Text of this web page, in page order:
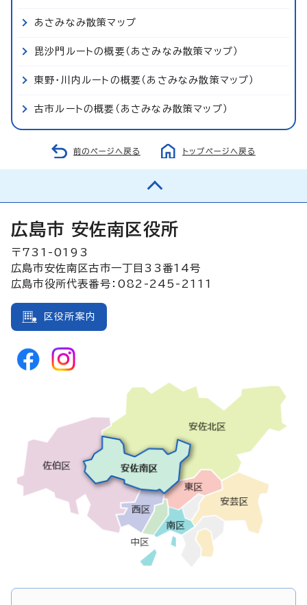
あさみなみ散策マップ
毘沙門ルートの概要（あさみなみ散策マップ）
東野・川内ルートの概要（あさみなみ散策マップ）
古市ルートの概要（あさみなみ散策マップ）
前のページへ戻る トップページへ戻る
広島市 安佐南区役所
〒731-0193
広島市安佐南区古市一丁目33番14号
広島市役所代表番号：082-245-2111
区役所案内